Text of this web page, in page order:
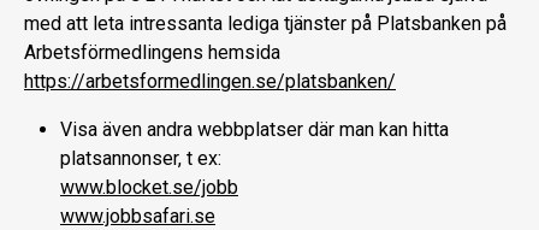
med att leta intressanta lediga tjänster på Platsbanken på
Arbetsförmedlingens hemsida
https://arbetsformedlingen.se/platsbanken/
Visa även andra webbplatser där man kan hitta
platsannonser, t ex:
www.blocket.se/jobb
www.jobbsafari.se